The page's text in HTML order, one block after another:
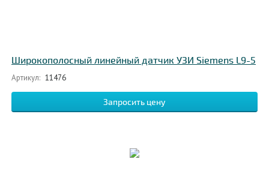
Широкополосный линейный датчик УЗИ Siemens L9-5
Артикул: 11476
Запросить цену